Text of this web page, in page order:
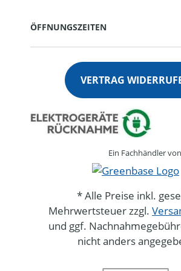
ÖFFNUNGSZEITEN
VERTRAG
Ein Fachhändler von
* Alle Preise inkl.
Mehrwertsteuer zzgl.
und ggf.
nicht anders